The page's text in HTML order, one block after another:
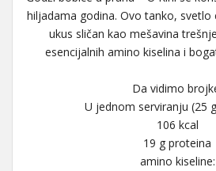
hiljadama godina. Ovo tanko,
ukus sličan kao mešavina
esencijalnih amino kiselina i
Da vidimo
U jednom serviranju (25
106 kcal
19 g proteina
amino kiseline: